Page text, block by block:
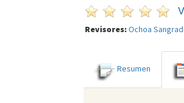
Revisores:Ochoa
Resumen